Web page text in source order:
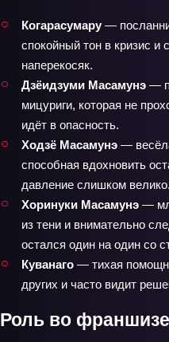
Когарасумару —
спокойный тон в кризис и
наперекосяк.
Дзёидзуми Масамунэ —
мицуриги, которая не
идёт в опасность.
Ходзё Масамунэ —
способная вдохновить
давление слишком велико.
Хоринуки Масамунэ —
из тени и внимательно
остался один на один со
Куванаго — тихая
других и часто видит
Роль во франшизе